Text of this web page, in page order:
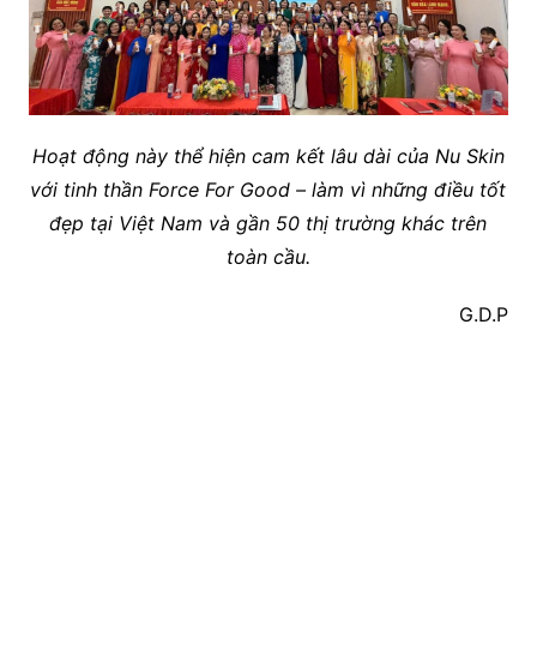
Hoạt động này thể hiện cam kết lâu dài của Nu Skin
với tinh thần Force For Good – làm vì những điều tốt
đẹp tại Việt Nam và gần 50 thị trường khác trên
toàn cầu.
G.D.P